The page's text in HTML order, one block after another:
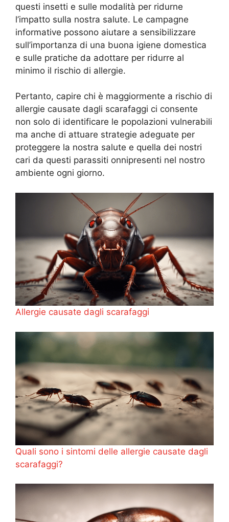
questi insetti e sulle modalità per ridurne
l’impatto sulla nostra salute. Le campagne
informative possono aiutare a sensibilizzare
sull’importanza di una buona igiene domestica
e sulle pratiche da adottare per ridurre al
minimo il rischio di allergie.
Pertanto, capire chi è maggiormente a rischio di
allergie causate dagli scarafaggi ci consente
non solo di identificare le popolazioni vulnerabili
ma anche di attuare strategie adeguate per
proteggere la nostra salute e quella dei nostri
cari da questi parassiti onnipresenti nel nostro
ambiente ogni giorno.
Allergie causate dagli scarafaggi
Quali sono i sintomi delle allergie causate dagli
scarafaggi?